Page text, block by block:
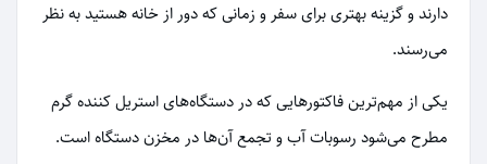
دارند و گزینه بهتری برای سفر و زمانی که دور از خانه هستید به نظر
می‌رسند.
یکی از مهم‌ترین فاکتورهایی که در دستگاه‌های استریل کننده گرم
مطرح می‌شود رسوبات آب و تجمع آن‌ها در مخزن دستگاه است.